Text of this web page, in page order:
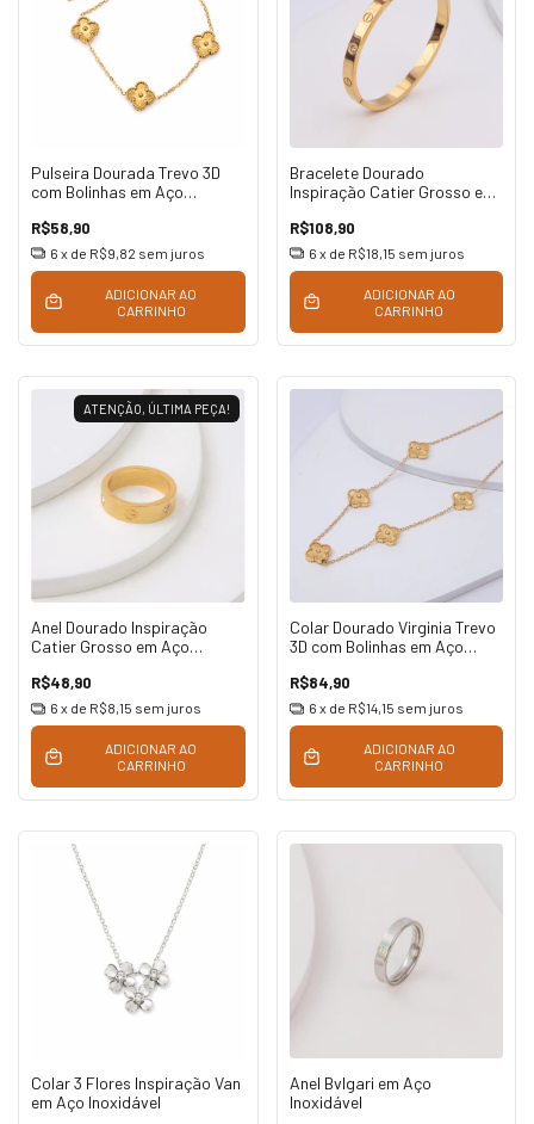
Pulseira Dourada Trevo 3D
com Bolinhas em Aço
R$58,90
6 x de R$9,82 sem juros
ADICIONAR AO
CARRINHO
Bracelete Dourado
Inspiração Catier Grosso em
R$108,90
6 x de R$18,15 sem juros
ADICIONAR AO
CARRINHO
ATENÇÃO, ÚLTIMA PEÇA!
Anel Dourado Inspiração
Catier Grosso em Aço
R$48,90
6 x de R$8,15 sem juros
ADICIONAR AO
CARRINHO
Colar Dourado Virginia Trevo
3D com Bolinhas em Aço
R$84,90
6 x de R$14,15 sem juros
ADICIONAR AO
CARRINHO
Colar 3 Flores Inspiração Van
em Aço Inoxidável
Anel Bvlgari em Aço
Inoxidável